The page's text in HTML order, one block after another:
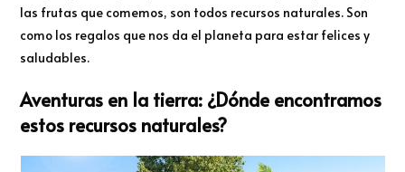
las frutas que comemos, son todos recursos naturales. Son
como los regalos que nos da el planeta para estar felices y
saludables.
Aventuras en la tierra: ¿Dónde encontramos
estos recursos naturales?